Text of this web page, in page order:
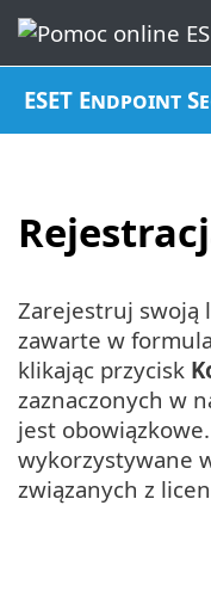
ESET Endpoint
Zarejestruj swoją
zawarte w
klikając przycisk
zaznaczonych w
jest
wykorzystywane
związanych z